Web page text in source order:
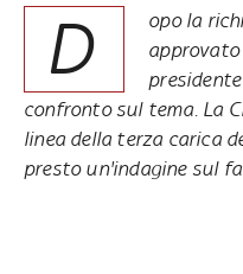
D
opo la
confronto sul tema. La
linea della terza carica
presto un'indagine sul